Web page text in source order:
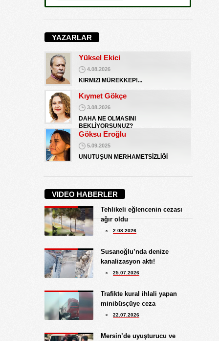
YAZARLAR
Koray Ünlü
BATSIN BU DÜNYA
Yüksel Ekici
4.08.2026
KIRMIZI MÜREKKEP!...
Kıymet Gökçe
3.08.2026
DAHA NE OLMASINI
BEKLİYORSUNUZ?
Göksu Eroğlu
5.09.2025
UNUTUŞUN MERHAMETSİZLİĞİ
İŞGALCİ GÖRÜNÜMLÜ HALK!
Koray Ünlü
10.09.2024
BATSIN BU DÜNYA
Yüksel Ekici
4.08.2026
KIRMIZI MÜREKKEP!...
3.08.2026
DAHA NE OLMASINI
BEKLİYORSUNUZ?
5.09.2025
VIDEO HABERLER
Tehlikeli eğlencenin cezası
ağır oldu
2.08.2026
Susanoğlu’nda denize
kanalizasyon aktı!
25.07.2026
Trafikte kural ihlali yapan
minibüsçüye ceza
22.07.2026
Mersin’de uyuşturucu ve